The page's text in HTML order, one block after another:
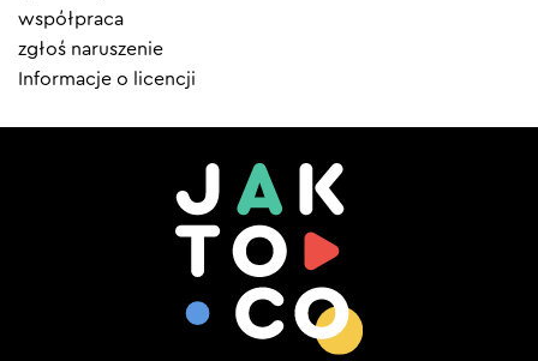
współpraca
zgłoś naruszenie
Informacje o licencji